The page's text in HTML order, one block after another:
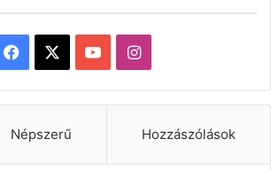
Facebook YouTubeInstagram
Népszerű Hozzászólások